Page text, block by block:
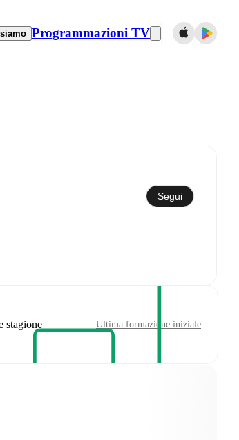
Programmazioni TV
Segui
stagione Ultima formazione iniziale